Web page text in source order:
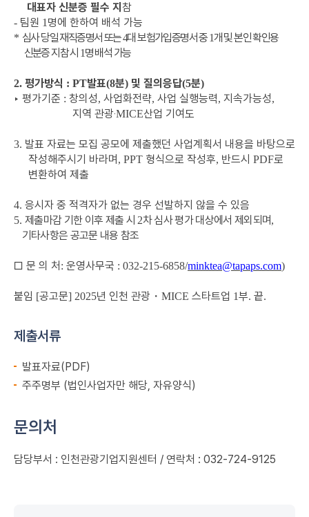
대표자 신분증 필수 지참
- 팀원 1 명에 한하여 배석 가능
* 심사 당일 재직증명서 또는4대 보험가입증명서 중1개 및 본인 확인용
신분증 지참 시 1명 배석 가능
2. 평가방식 : PT발표(8분) 및 질의응답(5분)
‣ 평가기준 : 창의성, 사업화전략, 사업 실행능력, 지속가능성,
지역 관광‧MICE산업 기여도
3. 발표 자료는 모집 공모에 제출했던 사업계획서 내용을 바탕으로
작성해주시기 바라며 , PPT 형식으로 작성후, 반드시PDF로
변환하여 제출
4. 응시자 중 적격자가 없는 경우 선발하지 않을 수 있음
5. 제출마감 기한 이후 제출 시2차 심사 평가 대상에서 제외되며,
기타사항은 공고문 내용 참조
□ 문 의 처 : 운영사무국 : 032-215-6858/minktea@tapaps.com)
붙임 [공고문] 2025년 인천 관광 ・ MICE 스타트업 1부. 끝.
제출서류
발표자료(PDF)
주주명부 (법인사업자만 해당, 자유양식)
문의처
담당부서 : 인천관광기업지원센터 / 연락처 : 032-724-9125